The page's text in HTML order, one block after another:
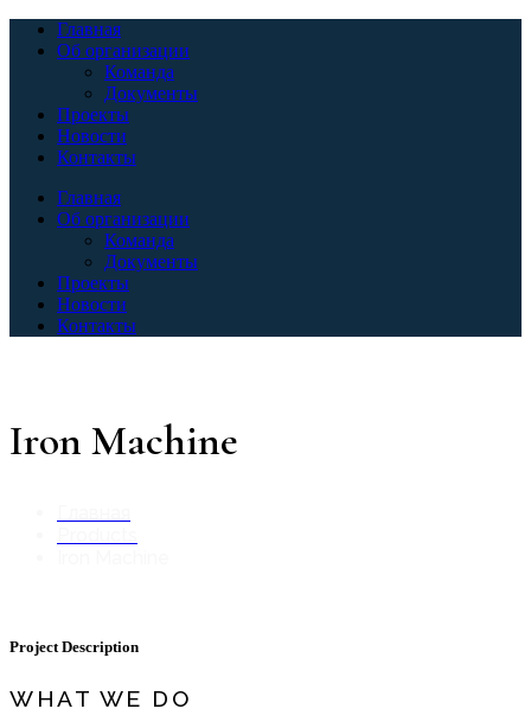
Главная
Об организации
Команда
Документы
Проекты
Новости
Контакты
Главная
Об организации
Команда
Документы
Проекты
Новости
Контакты
Iron Machine
Project Description
WHAT WE DO